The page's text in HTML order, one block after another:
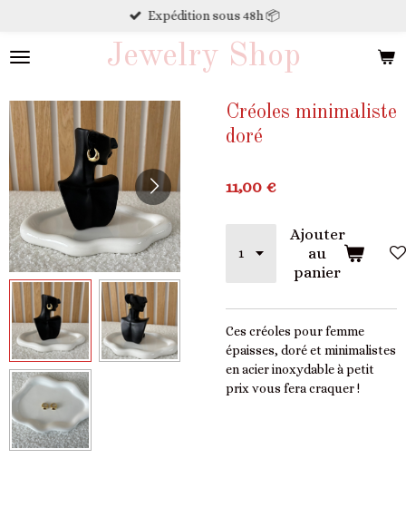
contenu
Jewelry Shop
Expédition sous 48h 📦
Créoles minimaliste
doré
11,00 €
Ajouter
au
panier
Ces créoles pour femme
épaisses, doré et minimalistes
en acier inoxydable à petit
prix vous fera craquer !